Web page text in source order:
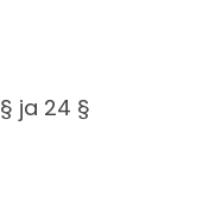
ja 24 §